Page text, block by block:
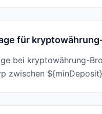
für
bei kryptowährung-
zwischen